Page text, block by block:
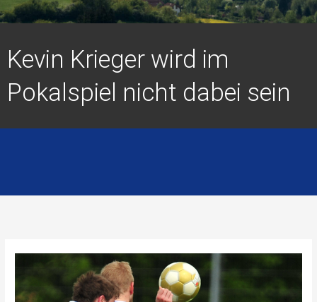
Kevin Krieger wird im
Pokalspiel nicht dabei sein